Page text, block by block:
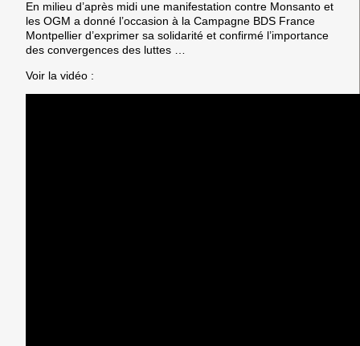
En milieu d’après midi une manifestation contre Monsanto et
les OGM a donné l’occasion à la Campagne BDS France
Montpellier d’exprimer sa solidarité et confirmé l’importance
des convergences des luttes …
Voir la vidéo :